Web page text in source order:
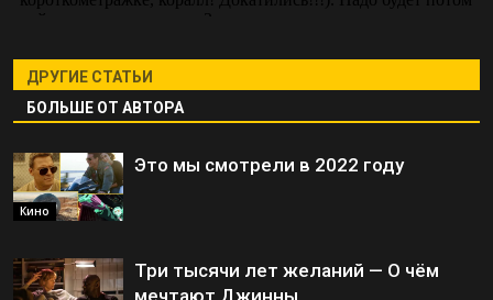
ДРУГИЕ СТАТЬИ
БОЛЬШЕ ОТ АВТОРА
Кино
Это мы смотрели в 2022 году
Три тысячи лет желаний — О чём